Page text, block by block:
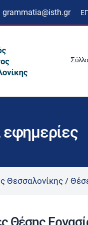
grammatia@isth.gr
εφημερίες
Θεσσαλονίκης /
Θέσης